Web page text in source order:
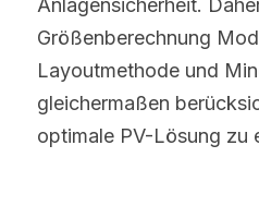
Anlagensicherheit.
Größenberechnung
Layoutmethode und
gleichermaßen
optimale PV-Lösung zu